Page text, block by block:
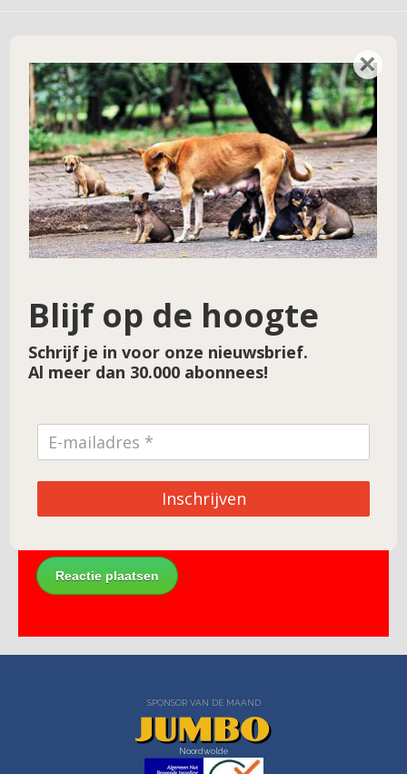
Geef een reactie
Je e-mailadres wordt niet gepubliceerd. Vereiste velden zijn gemarkeerd met*
Reactie*
Naam*
E-mail*
SPONSOR VAN DE MAAND
Noordwolde
×
Blijf op de hoogte
Schrijf je in voor onze nieuwsbrief.
Al meer dan 30.000 abonnees!
Inschrijven